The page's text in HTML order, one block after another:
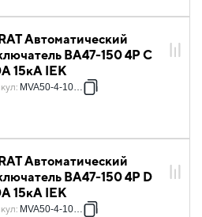
Автоматический
ВА47-150 4P C
15кА IEK
: MVA50-4-100-C
Автоматический
ВА47-150 4P D
15кА IEK
: MVA50-4-100-D